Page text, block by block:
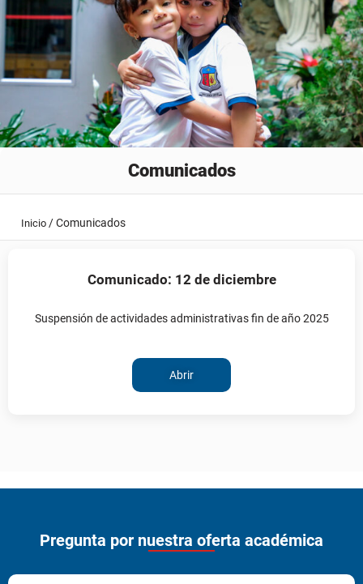
Comunicados
Inicio /Comunicados
Comunicado: 12 de diciembre
Suspensión de actividades administrativas fin de año 2025
Abrir
Pregunta por nuestra oferta académica